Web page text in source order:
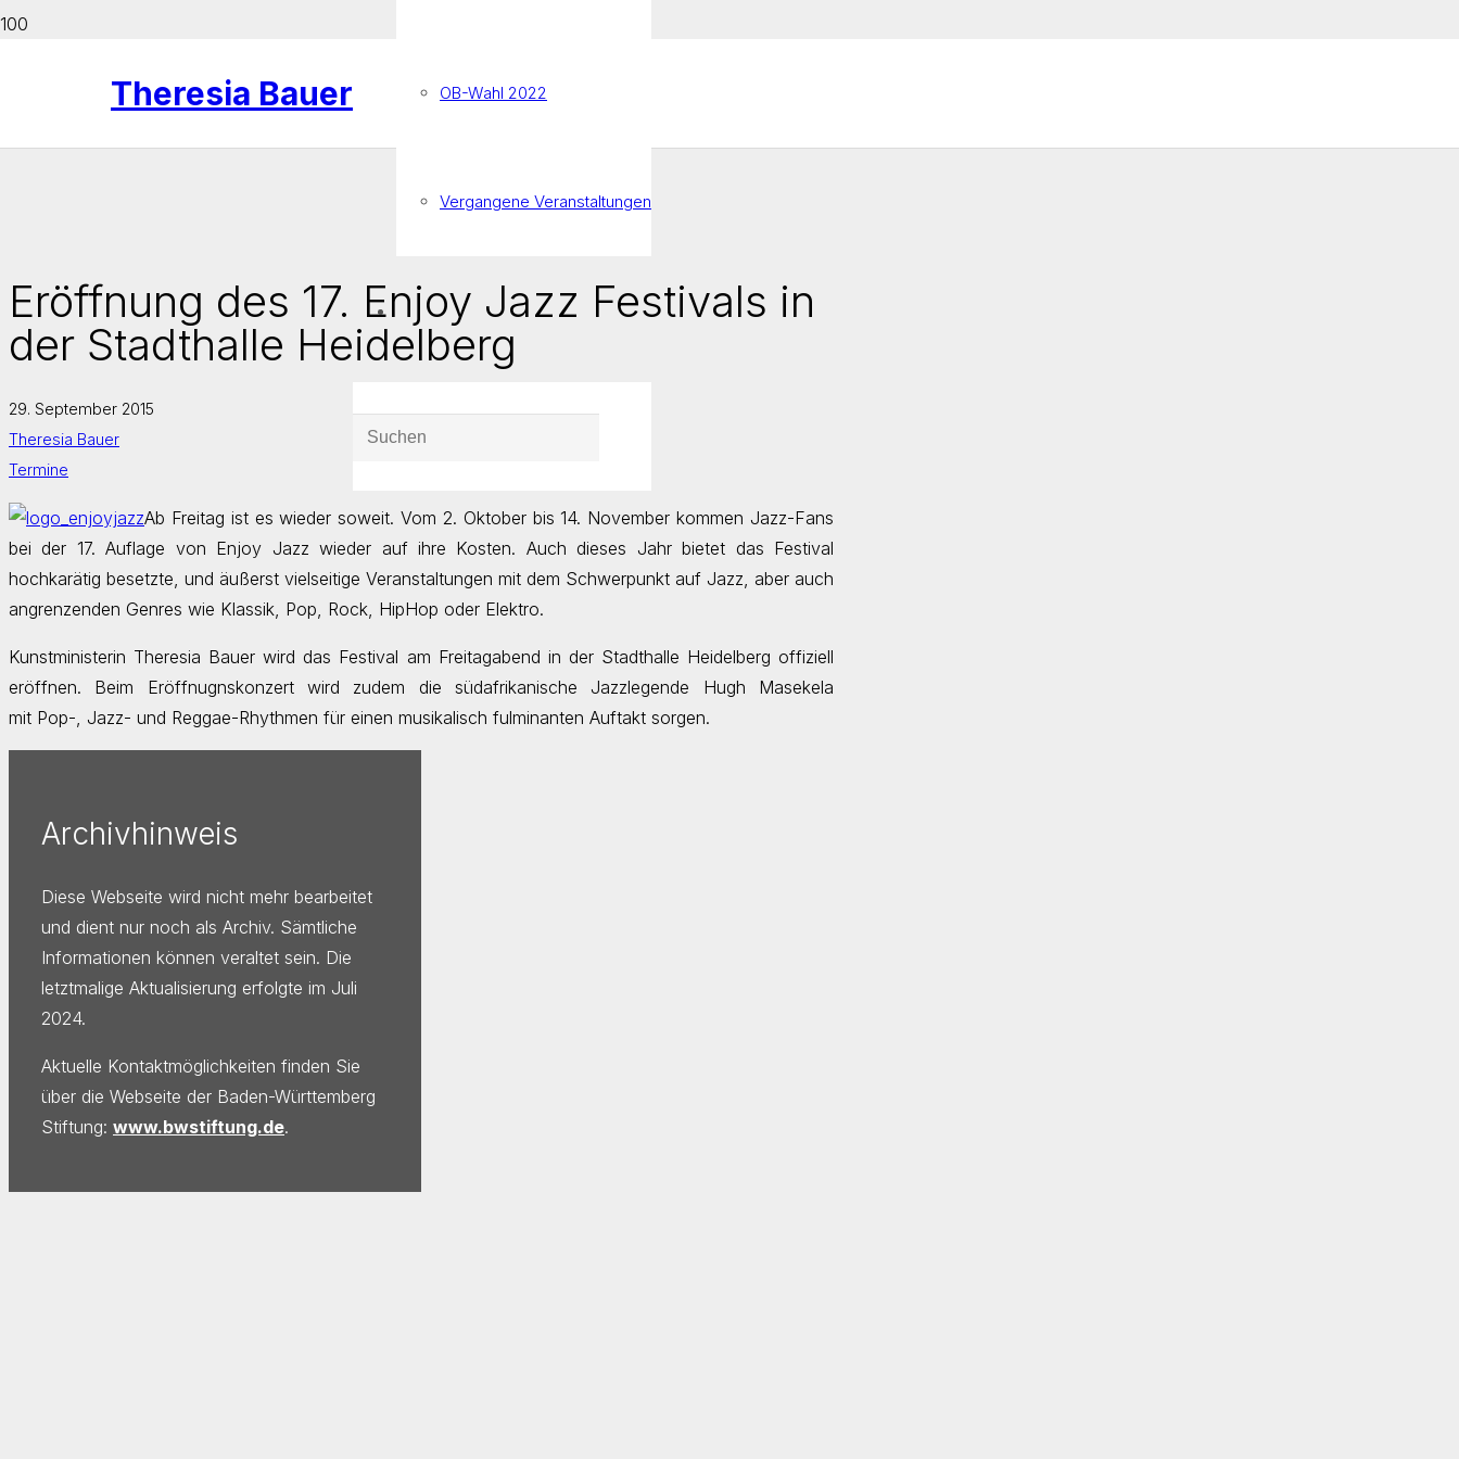
Theresia Bauer OB-Wahl 2022
Vergangene Veranstaltungen
Eröffnung des 17. Enjoy Jazz Festivals in
der Stadthalle Heidelberg
29. September 2015
Theresia Bauer
Termine
Ab Freitag ist es wieder soweit. Vom 2. Oktober bis 14. November kommen Jazz-Fans
bei der 17. Auflage von Enjoy Jazz wieder auf ihre Kosten. Auch dieses Jahr bietet das Festival
hochkarätig besetzte, und äußerst vielseitige Veranstaltungen mit dem Schwerpunkt auf Jazz, aber auch
angrenzenden Genres wie Klassik, Pop, Rock, HipHop oder Elektro.
Kunstministerin Theresia Bauer wird das Festival am Freitagabend in der Stadthalle Heidelberg offiziell
eröffnen. Beim Eröffnugnskonzert wird zudem die südafrikanische Jazzlegende Hugh Masekela
mit Pop-, Jazz- und Reggae-Rhythmen für einen musikalisch fulminanten Auftakt sorgen.
Archivhinweis
Diese Webseite wird nicht mehr bearbeitet
und dient nur noch als Archiv. Sämtliche
Informationen können veraltet sein. Die
letztmalige Aktualisierung erfolgte im Juli
2024.
Aktuelle Kontaktmöglichkeiten finden Sie
über die Webseite der Baden-Württemberg
Stiftung: www.bwstiftung.de.